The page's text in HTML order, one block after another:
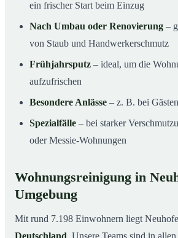
ein frischer Start beim Einzug
Nach Umbau oder Renovierung –
von Staub und Handwerkerschmutz
Frühjahrsputz – ideal, um die
aufzufrischen
Besondere Anlässe – z. B. bei
Spezialfälle – bei starker
oder Messie-Wohnungen
Wohnungsreinigung in
Umgebung
Mit rund 7.198 Einwohnern liegt